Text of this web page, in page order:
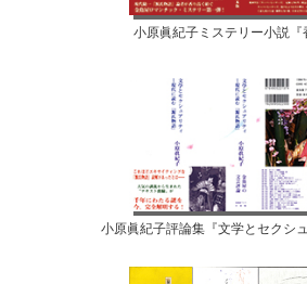
小原眞紀子ミステリー小説『
小原眞紀子評論集『文学とセクシ